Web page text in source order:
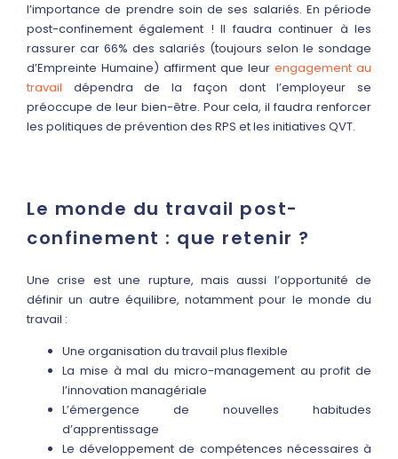
l’importance de prendre soin de ses salariés. En période
post-confinement également ! Il faudra continuer à les
rassurer car 66% des salariés (toujours selon le sondage
d’Empreinte Humaine) affirment que leur engagement au
travail dépendra de la façon dont l’employeur se
préoccupe de leur bien-être. Pour cela, il faudra renforcer
les politiques de prévention des RPS et les initiatives QVT.
Le monde du travail post-
confinement : que retenir ?
Une crise est une rupture, mais aussi l’opportunité de
définir un autre équilibre, notamment pour le monde du
travail :
Une organisation du travail plus flexible
La mise à mal du micro-management au profit de
l’innovation managériale
L’émergence de nouvelles habitudes
d’apprentissage
Le développement de compétences nécessaires à